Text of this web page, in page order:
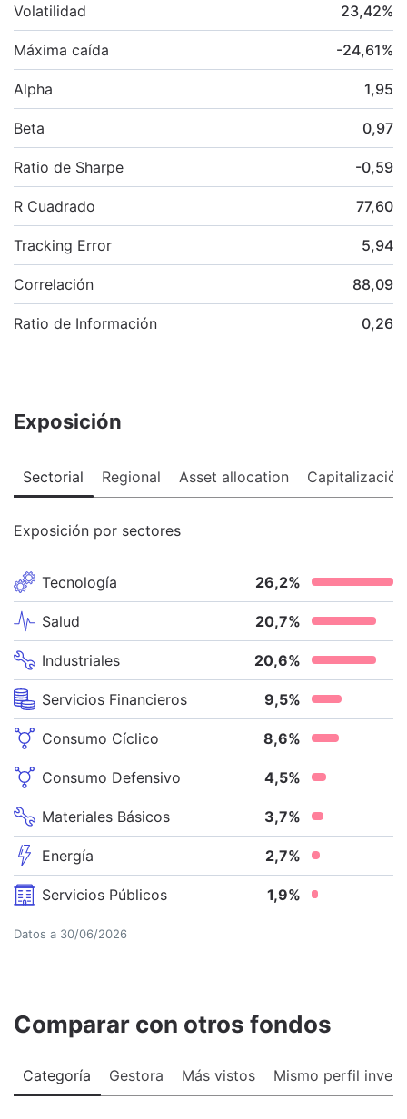
Volatilidad 23,42%
Máxima caída -24,61%
Alpha 1,95
Beta 0,97
Ratio de Sharpe -0,59
R Cuadrado 77,60
Tracking Error 5,94
Correlación 88,09
Ratio de Información 0,26
Exposición
Sectorial Regional Asset allocation Capitalización
Exposición por sectores
Tecnología 26,2%
Salud 20,7%
Industriales 20,6%
Servicios Financieros 9,5%
Consumo Cíclico 8,6%
Consumo Defensivo 4,5%
Materiales Básicos 3,7%
Energía 2,7%
Servicios Públicos 1,9%
Datos a 30/06/2026
Comparar con otros fondos
Categoría Gestora Más vistos Mismo perfil